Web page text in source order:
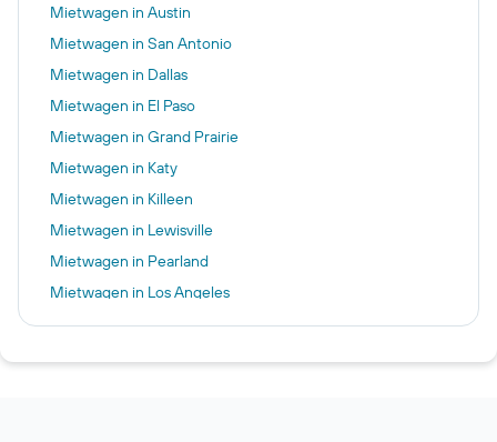
Mietwagen in Austin
Mietwagen in San Antonio
Mietwagen in Dallas
Mietwagen in El Paso
Mietwagen in Grand Prairie
Mietwagen in Katy
Mietwagen in Killeen
Mietwagen in Lewisville
Mietwagen in Pearland
Mietwagen in Los Angeles
Mietwagen in Miami